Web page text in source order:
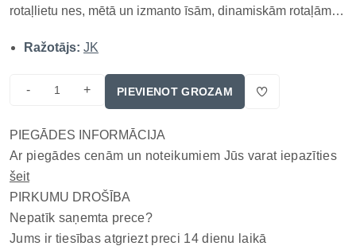
rotaļlietu nes, mētā un izmanto īsām, dinamiskām rotaļām
vinila materiāla, peldoša rotaļlieta, ar skaņu Ražotājs: JK,
Ražotājs: JK
- + PIEVIENOT GROZAM
PIEGĀDES INFORMĀCIJA
Ar piegādes cenām un noteikumiem Jūs varat iepazīties
šeit
PIRKUMU DROŠĪBA
Nepatīk saņemta prece?
Jums ir tiesības atgriezt preci 14 dienu laikā